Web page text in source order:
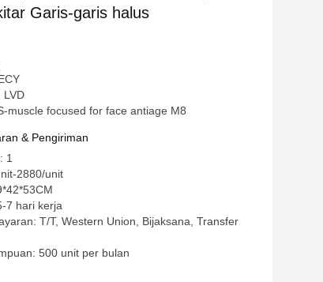
Garis-garis halus
LVD
muscle focused for face antiage M8
& Pengiriman
1
2880/unit
7 hari kerja
T/T, Western Union, Bijaksana, Transfer
500 unit per bulan